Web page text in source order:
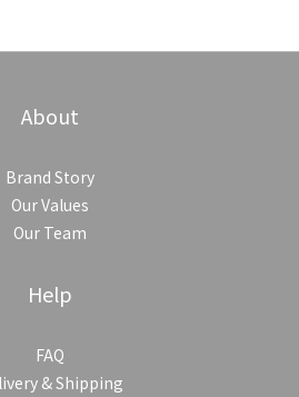
About
Brand Story
Our Values
Our Team
Help
FAQ
& Shipping